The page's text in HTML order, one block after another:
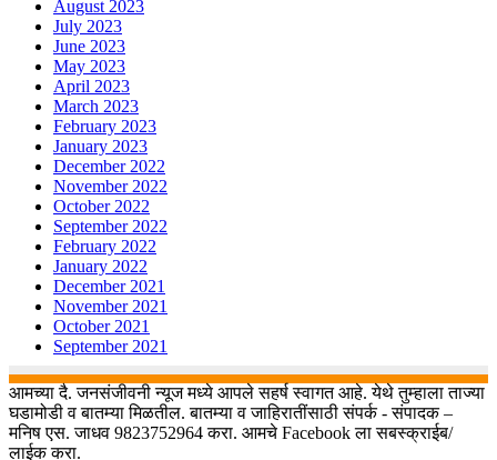
August 2023
July 2023
June 2023
May 2023
April 2023
March 2023
February 2023
January 2023
December 2022
November 2022
October 2022
September 2022
February 2022
January 2022
December 2021
November 2021
October 2021
September 2021
आमच्या दै. जनसंजीवनी न्यूज मध्ये आपले सहर्ष स्वागत आहे. येथे तुम्हाला ताज्या
घडामोडी व बातम्या मिळतील. बातम्या व जाहिरातींसाठी संपर्क - संपादक –
मनिष एस. जाधव 9823752964 करा. आमचे Facebook ला सबस्क्राईब/
लाईक करा.